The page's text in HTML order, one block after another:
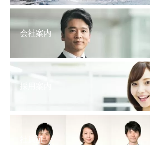
会社案内
採用案内
社員証